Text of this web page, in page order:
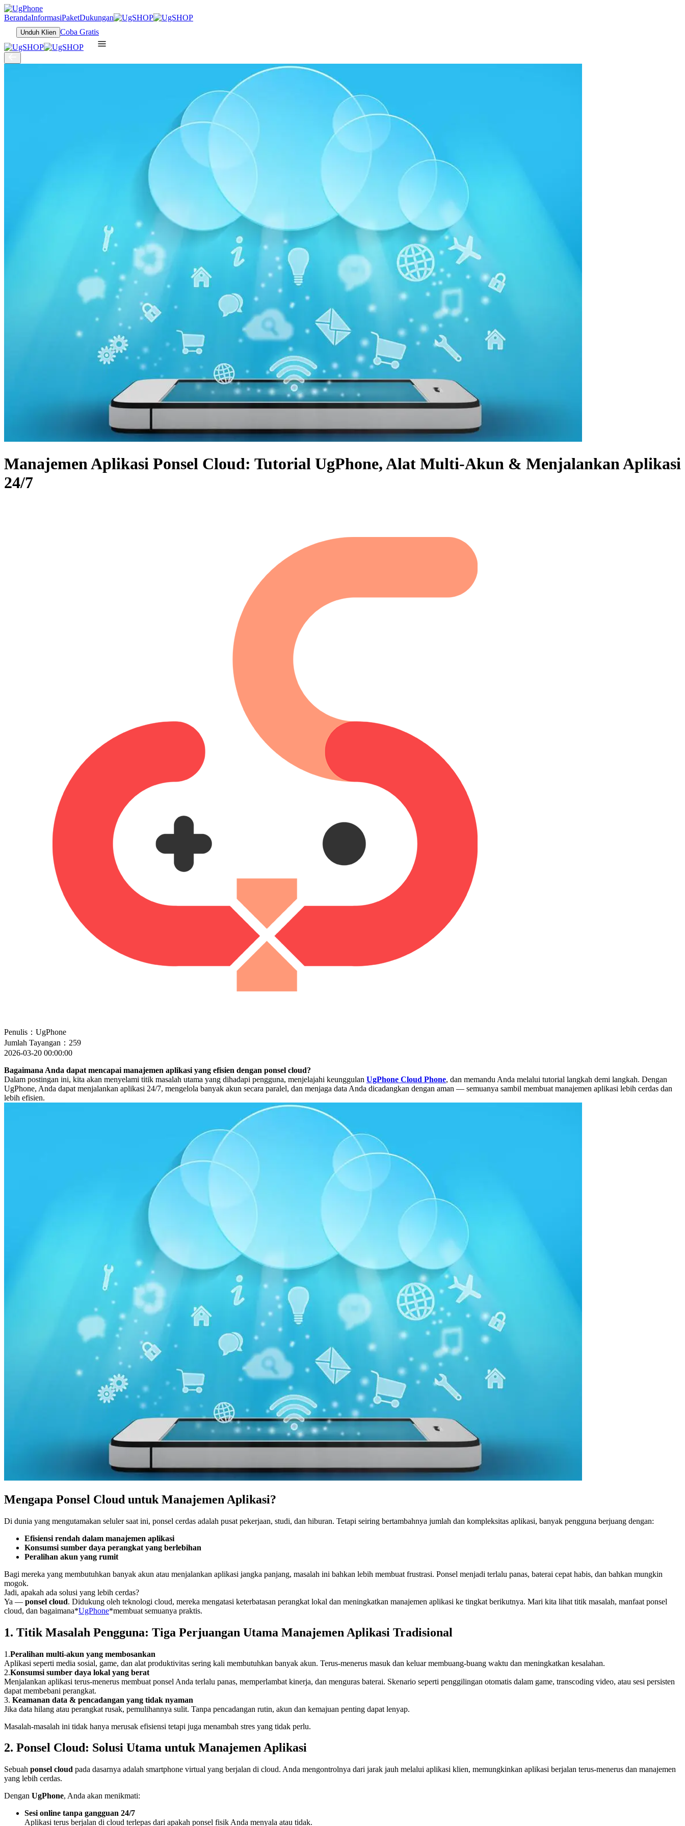
BerandaInformasiPaketDukungan
Unduh Klien Coba Gratis
Manajemen Aplikasi Ponsel Cloud: Tutorial UgPhone, Alat Multi-Akun & Menjalankan Aplikasi
24/7
Penulis：UgPhone
Jumlah Tayangan：259
2026-03-20 00:00:00
Bagaimana Anda dapat mencapai manajemen aplikasi yang efisien dengan ponsel cloud?
Dalam postingan ini, kita akan menyelami titik masalah utama yang dihadapi pengguna, menjelajahi keunggulan UgPhone Cloud Phone, dan memandu Anda melalui tutorial langkah demi langkah. Dengan
UgPhone, Anda dapat menjalankan aplikasi 24/7, mengelola banyak akun secara paralel, dan menjaga data Anda dicadangkan dengan aman — semuanya sambil membuat manajemen aplikasi lebih cerdas dan
lebih efisien.
Mengapa Ponsel Cloud untuk Manajemen Aplikasi?
Di dunia yang mengutamakan seluler saat ini, ponsel cerdas adalah pusat pekerjaan, studi, dan hiburan. Tetapi seiring bertambahnya jumlah dan kompleksitas aplikasi, banyak pengguna berjuang dengan:
Efisiensi rendah dalam manajemen aplikasi
Konsumsi sumber daya perangkat yang berlebihan
Peralihan akun yang rumit
Bagi mereka yang membutuhkan banyak akun atau menjalankan aplikasi jangka panjang, masalah ini bahkan lebih membuat frustrasi. Ponsel menjadi terlalu panas, baterai cepat habis, dan bahkan mungkin
mogok.
Jadi, apakah ada solusi yang lebih cerdas?
Ya — ponsel cloud. Didukung oleh teknologi cloud, mereka mengatasi keterbatasan perangkat lokal dan meningkatkan manajemen aplikasi ke tingkat berikutnya. Mari kita lihat titik masalah, manfaat ponsel
cloud, dan bagaimana*UgPhone*membuat semuanya praktis.
1. Titik Masalah Pengguna: Tiga Perjuangan Utama Manajemen Aplikasi Tradisional
1.Peralihan multi-akun yang membosankan
Aplikasi seperti media sosial, game, dan alat produktivitas sering kali membutuhkan banyak akun. Terus-menerus masuk dan keluar membuang-buang waktu dan meningkatkan kesalahan.
2.Konsumsi sumber daya lokal yang berat
Menjalankan aplikasi terus-menerus membuat ponsel Anda terlalu panas, memperlambat kinerja, dan menguras baterai. Skenario seperti penggilingan otomatis dalam game, transcoding video, atau sesi persisten
dapat membebani perangkat.
3. Keamanan data & pencadangan yang tidak nyaman
Jika data hilang atau perangkat rusak, pemulihannya sulit. Tanpa pencadangan rutin, akun dan kemajuan penting dapat lenyap.
Masalah-masalah ini tidak hanya merusak efisiensi tetapi juga menambah stres yang tidak perlu.
2. Ponsel Cloud: Solusi Utama untuk Manajemen Aplikasi
Sebuah ponsel cloud pada dasarnya adalah smartphone virtual yang berjalan di cloud. Anda mengontrolnya dari jarak jauh melalui aplikasi klien, memungkinkan aplikasi berjalan terus-menerus dan manajemen
yang lebih cerdas.
Dengan UgPhone, Anda akan menikmati:
Sesi online tanpa gangguan 24/7
Aplikasi terus berjalan di cloud terlepas dari apakah ponsel fisik Anda menyala atau tidak.